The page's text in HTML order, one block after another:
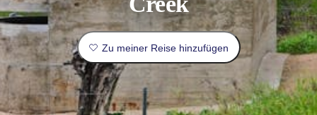
Outback
und
outdoor
Nach
Top
10
Listen
Reiseplanung
Praktische
Infos
Planungstools
Zu meiner Reise hinzufügen